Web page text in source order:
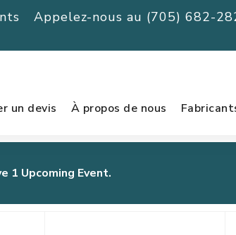
Appelez-nous au (705) 682-
un devis À propos de nous
1 Upcoming Event.